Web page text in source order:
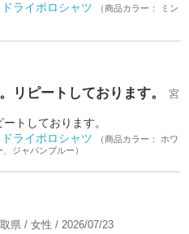
ライポロシャツ
（商品カラー： ミン
リピートしております。
宮
トしております。
ライポロシャツ
（商品カラー： ホワ
ジャパンブルー）
県 / 女性 / 2026/07/23